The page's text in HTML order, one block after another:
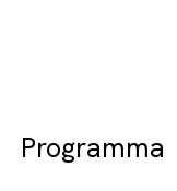
Programma